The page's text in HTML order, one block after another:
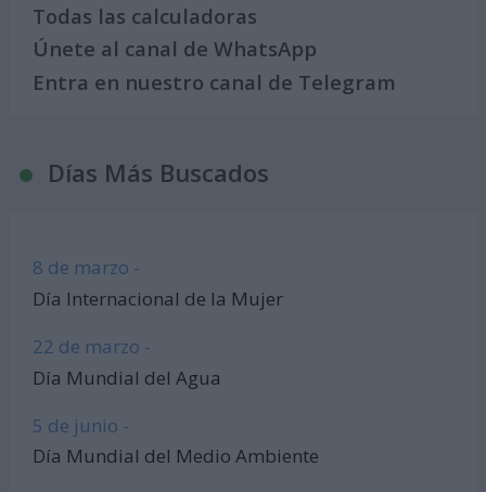
Todas las calculadoras
Únete al canal de WhatsApp
Entra en nuestro canal de Telegram
Días Más Buscados
8 de marzo -
Día Internacional de la Mujer
22 de marzo -
Día Mundial del Agua
5 de junio -
Día Mundial del Medio Ambiente